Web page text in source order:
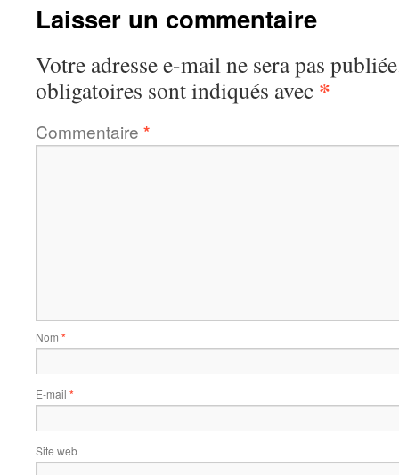
Laisser un commentaire
Votre adresse e-mail ne sera pas
obligatoires sont indiqués avec *
Commentaire *
Nom *
E-mail *
Site web